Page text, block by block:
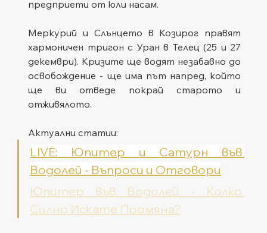
предприети от юли насам.
Меркурий и Слънцето в Козирог правят
хармоничен тригон с Уран в Телец (25 и 27
декември). Кризите ще водят незабавно до
освобождение - ще има път напред, който
ще ви отведе покрай старото и
отживялото.
Актуални статии:
LIVE: Юпитер и Сатурн във
Водолей - Въпроси и Отговори
Юпитер във Водолей - Колко
Силно Искате Промяна?